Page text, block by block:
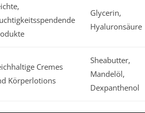
Glycerin,
Hyaluronsäure
Cremes
Körperlotions
Sheabutter,
Mandelöl,
Dexpanthenol